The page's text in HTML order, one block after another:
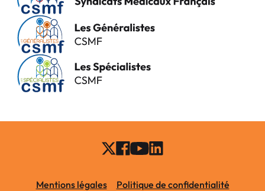
Mentions légales Politique de confidentialité